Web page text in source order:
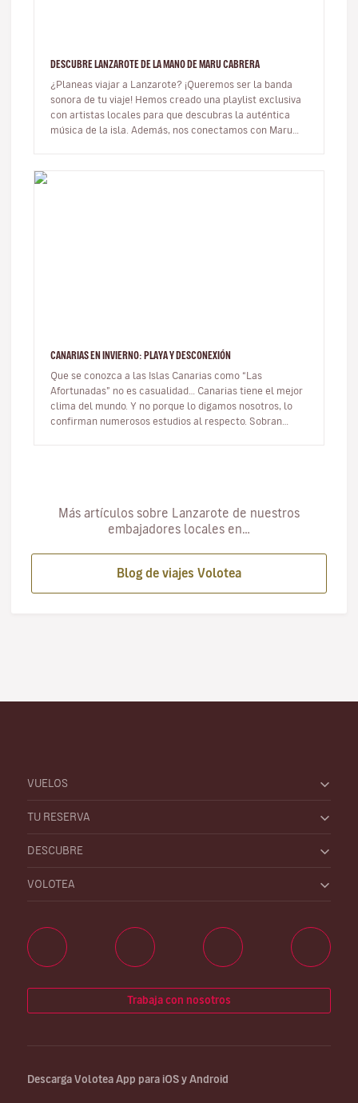
DESCUBRE LANZAROTE DE LA MANO DE MARU CABRERA
¿Planeas viajar a Lanzarote? ¡Queremos ser la banda
sonora de tu viaje! Hemos creado una playlist exclusiva
con artistas locales para que descubras la auténtica
música de la isla. Además, nos conectamos con Maru
CANARIAS EN INVIERNO: PLAYA Y DESCONEXIÓN
Que se conozca a las Islas Canarias como “Las
Afortunadas” no es casualidad… Canarias tiene el mejor
clima del mundo. Y no porque lo digamos nosotros, lo
confirman numerosos estudios al respecto. Sobran
Más artículos sobre Lanzarote de nuestros
embajadores locales en…
Blog de viajes Volotea
VUELOS
TU RESERVA
DESCUBRE
VOLOTEA
Trabaja con nosotros
Descarga Volotea App para iOS y Android